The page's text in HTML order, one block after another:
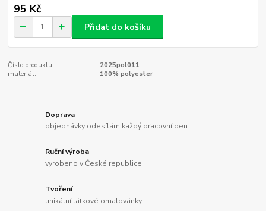
95 Kč
Přidat do košíku
Číslo produktu:
2025pol011
materiál:
100% polyester
Doprava
objednávky odesílám každý pracovní den
Ruční výroba
vyrobeno v České republice
Tvoření
unikátní látkové omalovánky